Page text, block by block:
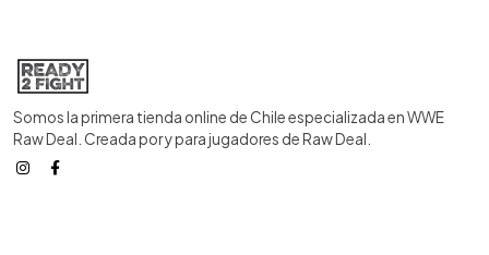
Somos la primera tienda online de Chile especializada en WWE
Raw Deal. Creada por y para jugadores de Raw Deal.